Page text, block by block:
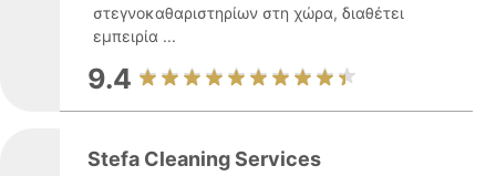
στεγνοκαθαριστηρίων στη χώρα, διαθέτει
εμπειρία ...
9.4
Stefa Cleaning Services